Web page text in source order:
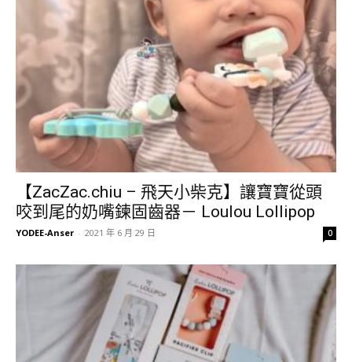
【ZacZac.chiu – 飛天小柴克】讓寶寶從頭
咬到尾的奶嘴鍊固齒器－ Loulou Lollipop
YODEE-Anser - 2021 年 6 月 29 日 0